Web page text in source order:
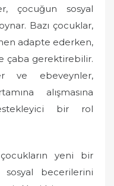
çocuğun sosyal
Bazı çocuklar,
adapte ederken,
çaba gerektirebilir.
ve ebeveynler,
alışmasına
bir rol
yeni bir
becerilerini